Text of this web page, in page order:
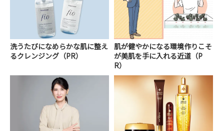
洗うたびになめらかな肌に整え
るクレンジング（PR）
肌が健やかになる環境作りこそ
が美肌を手に入れる近道（P
R）